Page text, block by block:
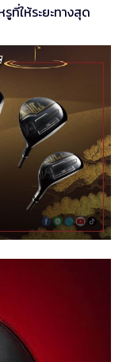
ที่ให้ระยะทางสุด